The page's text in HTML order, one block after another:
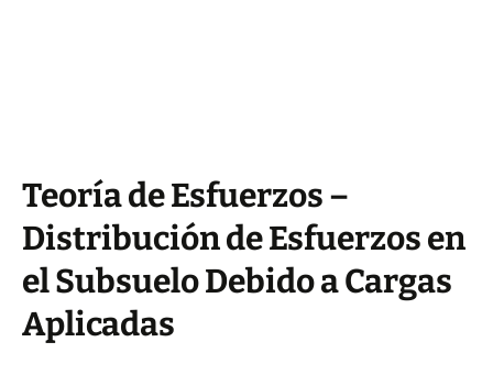
Teoría de Esfuerzos –
Distribución de Esfuerzos en
el Subsuelo Debido a Cargas
Aplicadas